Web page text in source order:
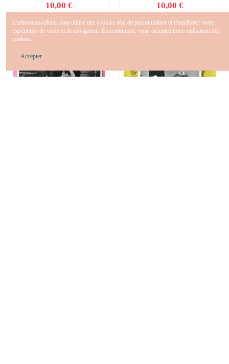
10,00 €
Ajouter au panier
10,00 €
Ajouter au panier
L'arbreauxsouhaits.com utilise des cookies afin de personnaliser et d'améliorer votre
expérience de visite et de navigation. En continuant, vous acceptez notre utilisation des
cookies.
Accepter